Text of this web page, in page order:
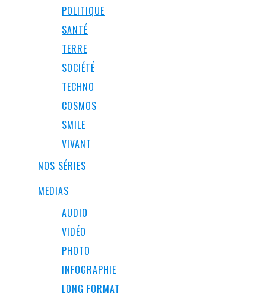
POLITIQUE
SANTÉ
TERRE
SOCIÉTÉ
TECHNO
COSMOS
SMILE
VIVANT
NOS SÉRIES
MEDIAS
AUDIO
VIDÉO
PHOTO
INFOGRAPHIE
LONG FORMAT